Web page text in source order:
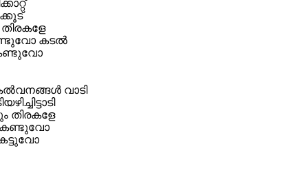
കടല്‍
വാടി
തിരകളേ